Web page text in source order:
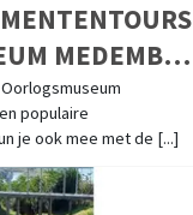
MEDEMBLIK
populaire
je ook mee met de [...]